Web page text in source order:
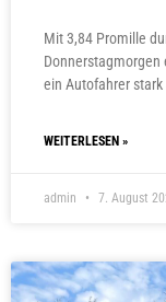
Mit 3,84 Promille
ein Autofahrer
WEITERLESEN »
admin 7. August